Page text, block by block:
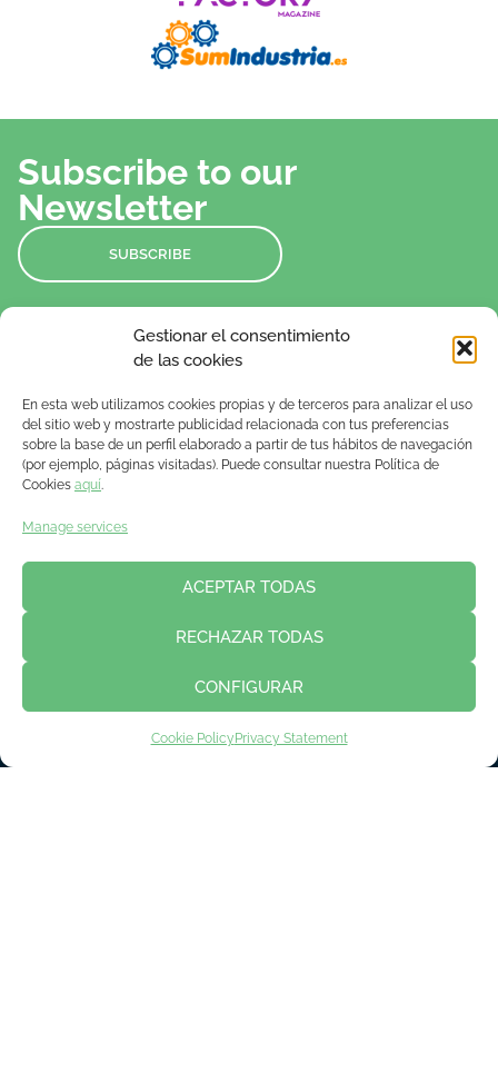
Gestionar el consentimiento
de las cookies
En esta web utilizamos cookies propias y de terceros para analizar el uso
del sitio web y mostrarte publicidad relacionada con tus preferencias
sobre la base de un perfil elaborado a partir de tus hábitos de navegación
(por ejemplo, páginas visitadas). Puede consultar nuestra Política de
Cookies aquí.
Manage services
ACEPTAR TODAS
RECHAZAR TODAS
CONFIGURAR
Cookie Policy Privacy Statement
Subscribe to our
Newsletter
SUBSCRIBE
marketing@mindtechvigo.com